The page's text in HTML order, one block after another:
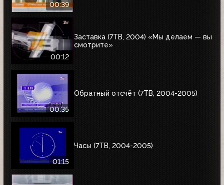
00:39
00:12
Заставка (7ТВ, 2004) «Мы делаем — вы
смотрите»
00:35
Обратный отсчёт (7ТВ, 2004-2005)
01:15
Часы (7ТВ, 2004-2005)